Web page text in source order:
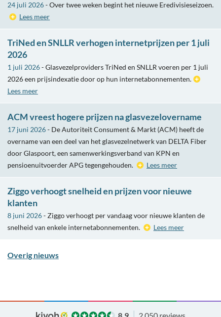
24 juli 2026- Over twee weken begint het nieuwe Eredivisieseizoen.
Lees meer
TriNed en SNLLR verhogen internetprijzen per 1 juli
2026
1 juli 2026- Glasvezelproviders TriNed en SNLLR voeren per 1 juli
2026 een prijsindexatie door op hun internetabonnementen.
Lees meer
ACM vreest hogere prijzen na glasvezelovername
17 juni 2026- De Autoriteit Consument & Markt (ACM) heeft de
overname van een deel van het glasvezelnetwerk van DELTA Fiber
door Glaspoort, een samenwerkingsverband van KPN en
pensioenuitvoerder APG tegengehouden.
Lees meer
Ziggo verhoogt snelheid en prijzen voor nieuwe
klanten
8 juni 2026- Ziggo verhoogt per vandaag voor nieuwe klanten de
snelheid van enkele internetabonnementen.
Lees meer
Overig nieuws